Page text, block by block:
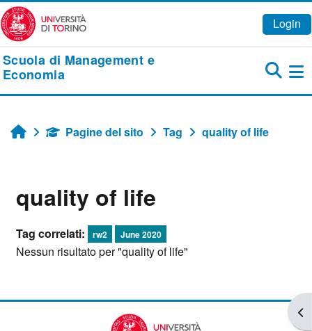
Vai al contenuto principale
Login
Scuola di Management e
Economia
HomePagine del sito Tag quality of life
quality of life
Tag correlati: rw2 June 2020
Nessun risultato per "quality of life"